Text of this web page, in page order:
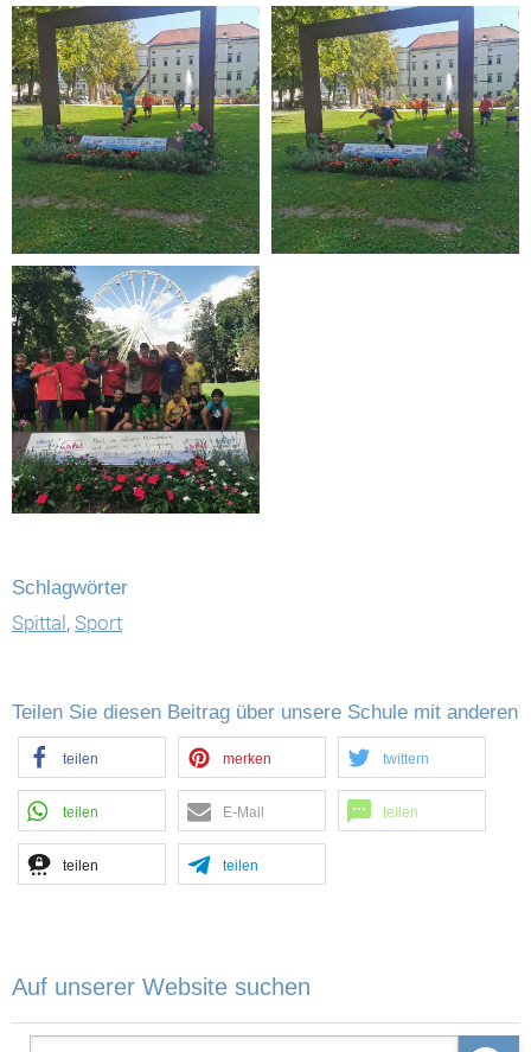
Schlagwörter
Spittal, Sport
Teilen Sie diesen Beitrag über unsere Schule mit anderen
teilen merken twittern
teilen E-Mail teilen
teilen teilen
Auf unserer Website suchen
Suche nach: